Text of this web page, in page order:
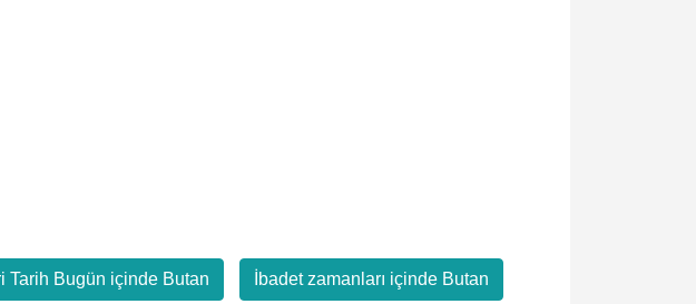
Tarih Bugün içinde Butan İbadet zamanları içinde Butan